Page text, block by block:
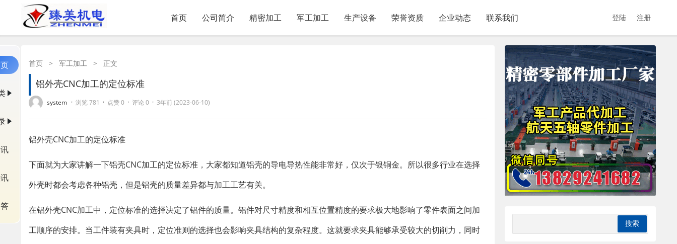
首页 公司简介 精密加工 军工加工 生产设备 荣誉资质 企业动态 联系我们 登陆 注册
首页 > 军工加工 > 正文
铝外壳CNC加工的定位标准
system · 浏览 781 · 点赞 0 · 评论 0 · 3年前 (2023-06-10)
铝外壳CNC加工的定位标准
下面就为大家讲解一下铝壳CNC加工的定位标准，大家都知道铝壳的导电导热性能非常好，仅次于银铜金。所以很多行业在选择
外壳时都会考虑各种铝壳，但是铝壳的质量差异都与加工工艺有关。
在铝外壳CNC加工中，定位标准的选择决定了铝件的质量。铝件对尺寸精度和相互位置精度的要求极大地影响了零件表面之间加
工顺序的安排。当工件装有夹具时，定位准则的选择也会影响夹具结构的复杂程度。这就要求夹具能够承受较大的切削力，同时